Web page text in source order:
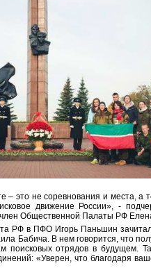
– это не соревнования и места, а
движение России», -
Общественной Палаты РФ
РФ в ПФО Игорь Паньшин
Бабича. В нем говорится, что
поисковых отрядов в будущем.
«Уверен, что благодаря